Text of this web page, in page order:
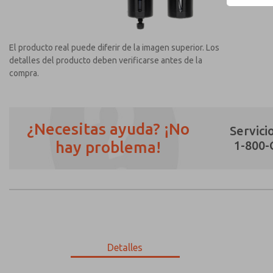
El producto real puede diferir de la imagen superior. Los
detalles del producto deben verificarse antes de la
compra.
¿Necesitas ayuda? ¡No
hay problema!
1-800-
Detalles
¿Método de Contacto Preferido?
únicamente con fines estrictamente